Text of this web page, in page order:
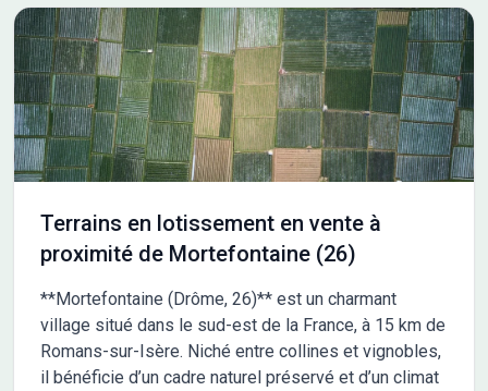
Terrains en lotissement en vente à
proximité de Mortefontaine (26)
**Mortefontaine (Drôme, 26)** est un charmant
village situé dans le sud-est de la France, à 15 km de
Romans-sur-Isère. Niché entre collines et vignobles,
il bénéficie d’un cadre naturel préservé et d’un climat